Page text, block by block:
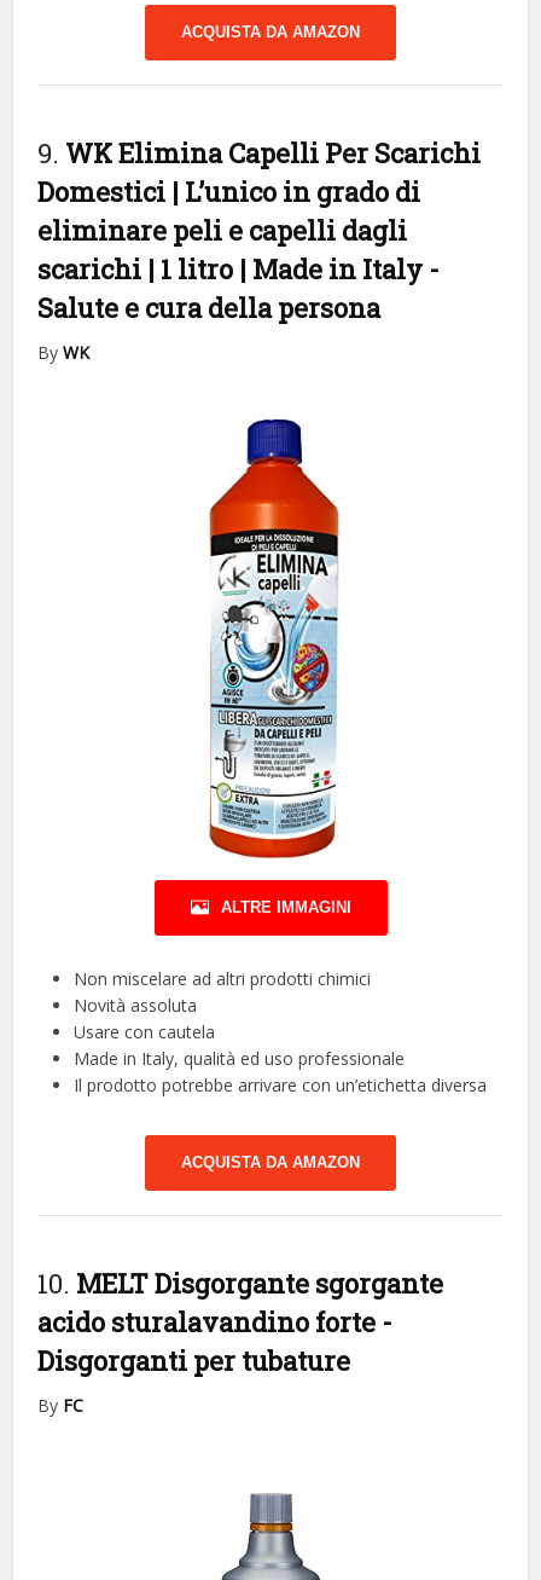
ACQUISTA DA AMAZON
9. WK Elimina Capelli Per Scarichi
Domestici | L’unico in grado di
eliminare peli e capelli dagli
scarichi | 1 litro | Made in Italy -
Salute e cura della persona
ByWK
ALTRE IMMAGINI
Non miscelare ad altri prodotti chimici
Novità assoluta
Usare con cautela
Made in Italy, qualità ed uso professionale
Il prodotto potrebbe arrivare con un’etichetta diversa
ACQUISTA DA AMAZON
10. MELT Disgorgante sgorgante
acido sturalavandino forte -
Disgorganti per tubature
By FC